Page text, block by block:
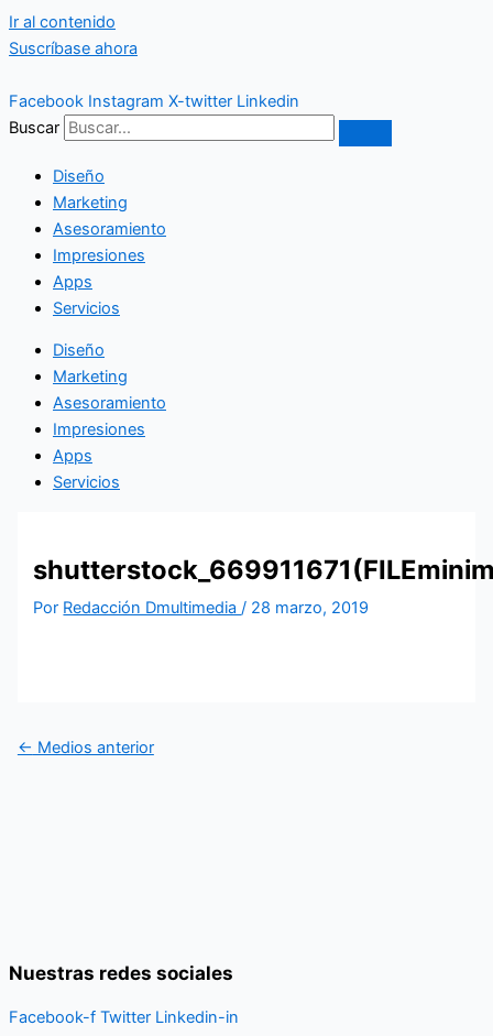
Ir al contenido
Suscríbase ahora
Facebook Instagram X-twitter Linkedin
Buscar
Diseño
Marketing
Asesoramiento
Impresiones
Apps
Servicios
Diseño
Marketing
Asesoramiento
Impresiones
Apps
Servicios
Por Redacción Dmultimedia/ 28 marzo, 2019
← Medios anterior
Nuestras redes sociales
Facebook-f Twitter Linkedin-in